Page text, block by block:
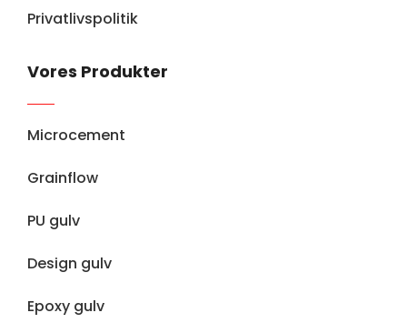
Privatlivspolitik
Vores Produkter
Microcement
Grainflow
PU gulv
Design gulv
Epoxy gulv